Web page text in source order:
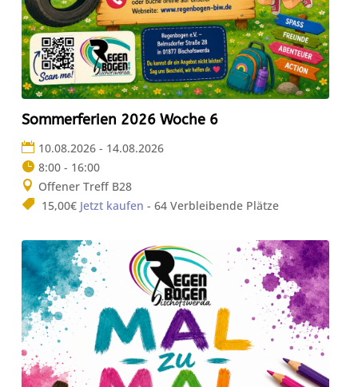
Sommerferien 2026 Woche 6
10.08.2026 - 14.08.2026
8:00 - 16:00
Offener Treff B28
15,00€ Jetzt kaufen - 64 Verbleibende Plätze